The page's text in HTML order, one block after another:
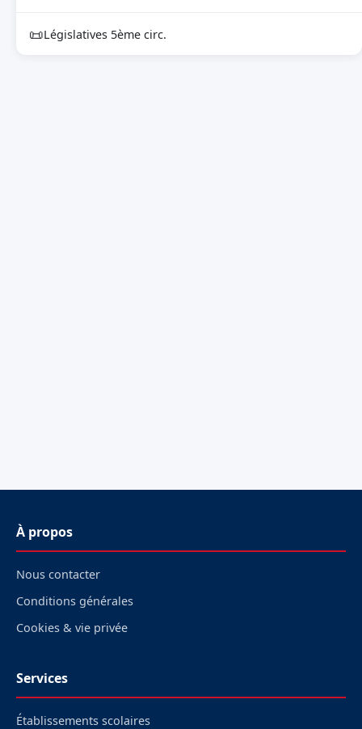
📜Législatives 5ème circ.
À propos
Nous contacter
Conditions générales
Cookies & vie privée
Services
Établissements scolaires